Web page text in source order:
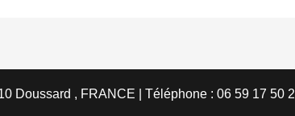
Doussard , FRANCE | Téléphone : 06 59 17 50